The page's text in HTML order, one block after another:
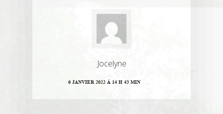
Jocelyne
6 JANVIER 2022 Á 14 H 43 MIN